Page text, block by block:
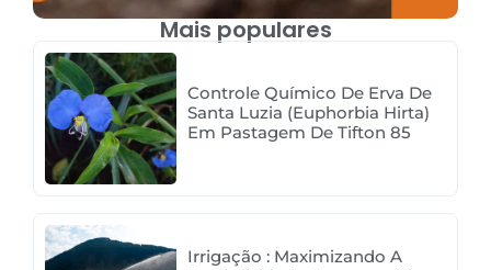
Mais populares
Controle Químico De Erva De
Santa Luzia (Euphorbia Hirta)
Em Pastagem De Tifton 85
Irrigação : Maximizando A